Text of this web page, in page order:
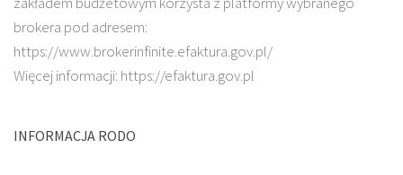
brokera pod adresem:
https://www.brokerinfinite.efaktura.gov.pl/
Więcej informacji: https://efaktura.gov.pl
INFORMACJA RODO